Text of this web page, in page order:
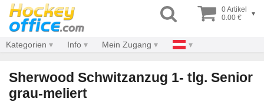
0 Artikel
0.00 €
▾
Kategorien Info Mein Zugang
Sherwood Schwitzanzug 1- tlg. Senior
grau-meliert